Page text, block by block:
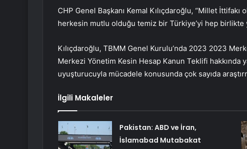
CHP Genel Başkanı Kemal Kılıçdaroğlu, “Millet
herkesin mutlu olduğu temiz bir Türkiye’yi hep
Kılıçdaroğlu, TBMM Genel Kurulu’nda 2023 2023
Merkezi Yönetim Kesin Hesap Kanun Teklifi hakkında
uyuşturucuyla mücadele konusunda çok sayıda
İlgili Makaleler
Pakistan: ABD ve İran,
İslamabad Mutabakat